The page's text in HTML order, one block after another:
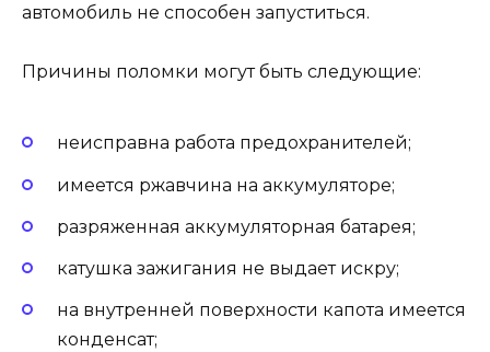
автомобиль не способен запуститься.
Причины поломки могут быть следующие:
неисправна работа предохранителей;
имеется ржавчина на аккумуляторе;
разряженная аккумуляторная батарея;
катушка зажигания не выдает искру;
на внутренней поверхности капота имеется
конденсат;